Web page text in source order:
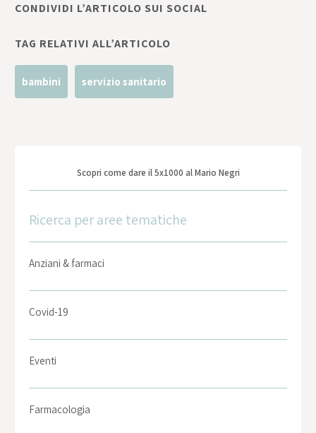
CONDIVIDI L’ARTICOLO SUI SOCIAL
TAG RELATIVI ALL’ARTICOLO
bambini servizio sanitario
Scopri come dare il 5x1000 al Mario Negri
Ricerca per aree tematiche
Anziani & farmaci
Covid-19
Eventi
Farmacologia